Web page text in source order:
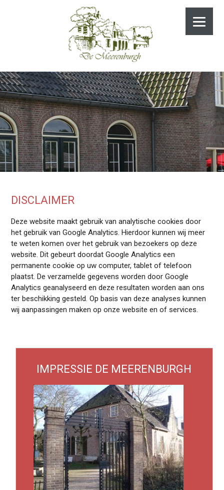
DISCLAIMER
Deze website maakt gebruik van analytische cookies door
het gebruik van Google Analytics. Hierdoor kunnen wij meer
te weten komen over het gebruik van bezoekers op deze
website. Dit gebeurt doordat Google Analytics een
permanente cookie op uw computer, tablet of telefoon
plaatst. De verzamelde gegevens worden door Google
Analytics geanalyseerd en deze resultaten worden aan ons
ter beschikking gesteld. Op basis van deze analyses kunnen
wij aanpassingen maken op onze website en of services.
IMPRESSIE DE MEERENBURGH